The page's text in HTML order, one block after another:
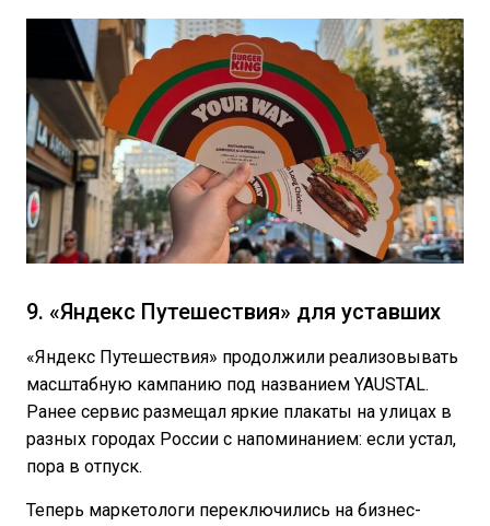
9. «Яндекс Путешествия» для уставших
«Яндекс Путешествия» продолжили реализовывать
масштабную кампанию под названием YAUSTAL.
Ранее сервис размещал яркие плакаты на улицах в
разных городах России с напоминанием: если устал,
пора в отпуск.
Теперь маркетологи переключились на бизнес-